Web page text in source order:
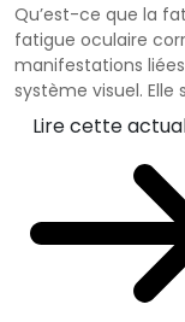
Qu’est-ce que la
fatigue oculaire
manifestations
système visuel. Elle
Lire cette